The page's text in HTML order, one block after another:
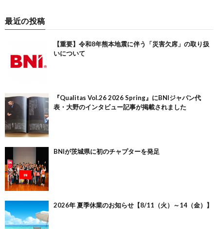
最近の投稿
【重要】令和8年熊本地震に伴う「災害欠席」の取り扱
いについて
『Qualitas Vol.26 2026 Spring』にBNIジャパン代
表・大野のインタビュー記事が掲載されました
BNIが茨城県に初のチャプターを発足
2026年 夏季休業のお知らせ【8/11（火）～14（金）】